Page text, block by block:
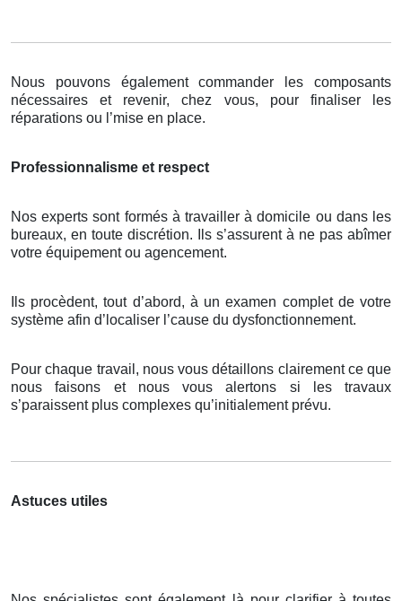
Nous pouvons également commander les composants
nécessaires et revenir, chez vous, pour finaliser les
réparations ou l’mise en place.
Professionnalisme et respect
Nos experts sont formés à travailler à domicile ou dans les
bureaux, en toute discrétion. Ils s’assurent à ne pas abîmer
votre équipement ou agencement.
Ils procèdent, tout d’abord, à un examen complet de votre
système afin d’localiser l’cause du dysfonctionnement.
Pour chaque travail, nous vous détaillons clairement ce que
nous faisons et nous vous alertons si les travaux
s’paraissent plus complexes qu’initialement prévu.
Astuces utiles